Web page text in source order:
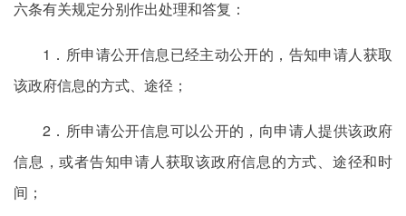
六条有关规定分别作出处理和答复：
1．所申请公开信息已经主动公开的，告知申请人获取
该政府信息的方式、途径；
2．所申请公开信息可以公开的，向申请人提供该政府
信息，或者告知申请人获取该政府信息的方式、途径和时
间；